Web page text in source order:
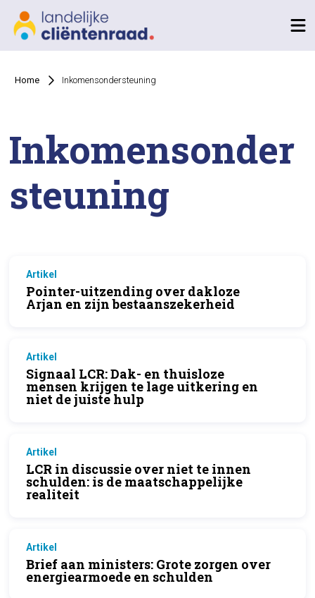
Home Inkomensondersteuning
Inkomensonder
steuning
Artikel
Pointer-uitzending over dakloze
Arjan en zijn bestaanszekerheid
Artikel
Signaal LCR: Dak- en thuisloze
mensen krijgen te lage uitkering en
niet de juiste hulp
Artikel
LCR in discussie over niet te innen
schulden: is de maatschappelijke
realiteit
Artikel
Brief aan ministers: Grote zorgen over
energiearmoede en schulden